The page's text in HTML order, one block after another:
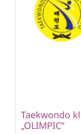
Taekwondo
„OLIMPIC“